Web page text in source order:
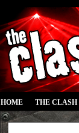
HOME THE CLASH